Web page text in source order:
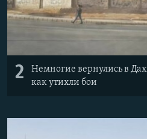
2
Немногие вернулись в
как утихли бои